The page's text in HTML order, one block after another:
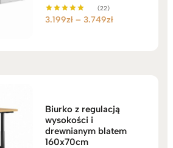
Oceniono
(22)
3.199zł – 3.749złZakres
Biurko z regulacją
wysokości i
drewnianym blatem
160x70cm